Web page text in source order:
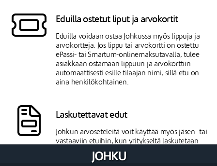
Eduilla ostetut liput ja arvokortit
Eduilla voidaan ostaa Johkussa myös lippuja ja
arvokortteja. Jos lippu tai arvokortti on ostettu
ePassi- tai Smartum-onlinemaksutavalla, tulee
asiakkaan ostamaan lippuun ja arvokorttiin
automaattisesti esille tilaajan nimi, sillä etu on
aina henkilökohtainen.
Laskutettavat edut
Johkun arvoseteleitä voit käyttää myös jäsen- tai
vastaaviin etuihin, kun yritykseltä laskutetaan
tietty osuus jäsenen ostoksesta ja jäsen maksaa
loput itse joko kassalla tai online. Johkuun syntyy